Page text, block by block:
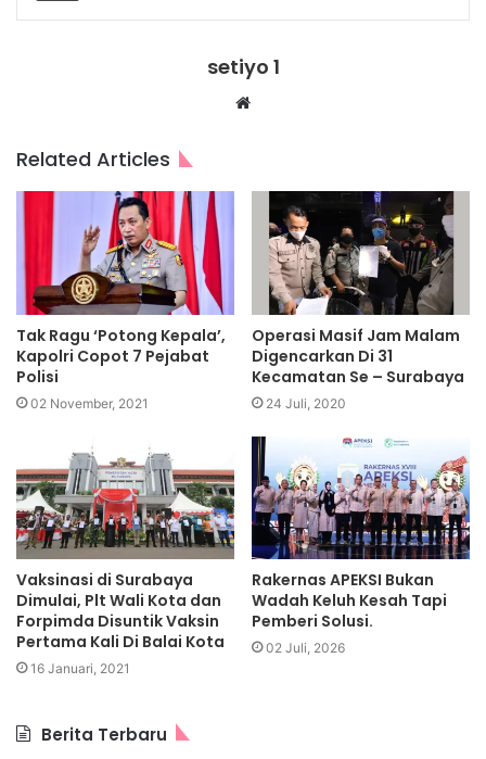
setiyo 1
Website
Related Articles
Tak Ragu ‘Potong Kepala’,
Kapolri Copot 7 Pejabat
Polisi
02 November, 2021
Operasi Masif Jam Malam
Digencarkan Di 31
Kecamatan Se – Surabaya
24 Juli, 2020
Vaksinasi di Surabaya
Dimulai, Plt Wali Kota dan
Forpimda Disuntik Vaksin
Pertama Kali Di Balai Kota
16 Januari, 2021
Rakernas APEKSI Bukan
Wadah Keluh Kesah Tapi
Pemberi Solusi.
02 Juli, 2026
Berita Terbaru